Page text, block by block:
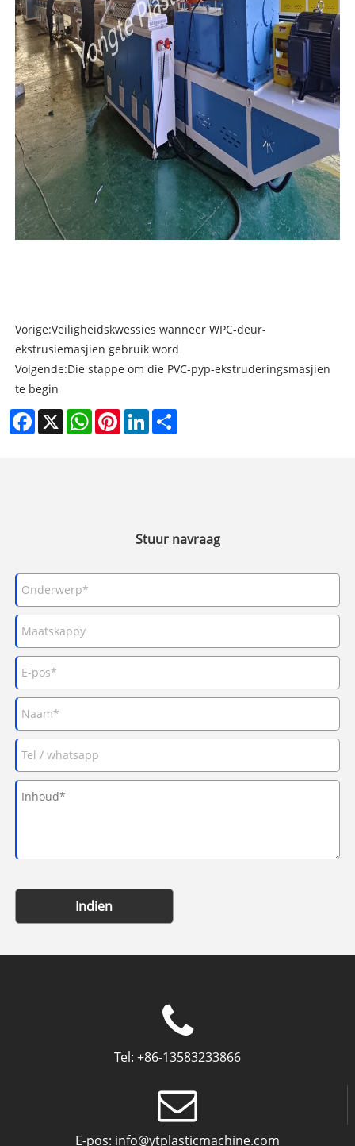
Vorige:Veiligheidskwessies wanneer WPC-deur-
ekstrusiemasjien gebruik word
Volgende:Die stappe om die PVC-pyp-ekstruderingsmasjien
te begin
Facebook
X WhatsAppPinterestLinkedIn
Stuur navraag
Indien
Tel: +86-13583233866
E-pos: info@ytplasticmachine.com